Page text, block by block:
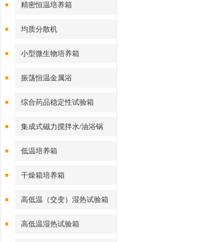
精密恒温培养箱
均质分散机
小型微生物培养箱
振荡恒温金属浴
综合药品稳定性试验箱
集成式磁力搅拌水/油浴锅
低温培养箱
干燥箱培养箱
高低温（交变）湿热试验箱
高低温湿热试验箱